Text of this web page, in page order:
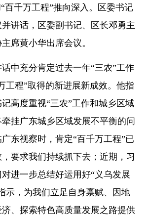
百千万工程”推向深入。区委书记
讲话，区委副书记、区长邓勇主
席黄小华出席会议。
中充分肯定过去一年“三农”工作
工程”取得的新进展新成效。他指
高度重视“三农”工作和城乡区域
挂广东城乡区域发展不平衡的问
东视察时，肯定“百千万工程”已
要求我们持续抓下去；近期，习
进一步总结好运用好“义乌发展
示，为我们立足自身禀赋、因地
、探索特色高质量发展之路提供